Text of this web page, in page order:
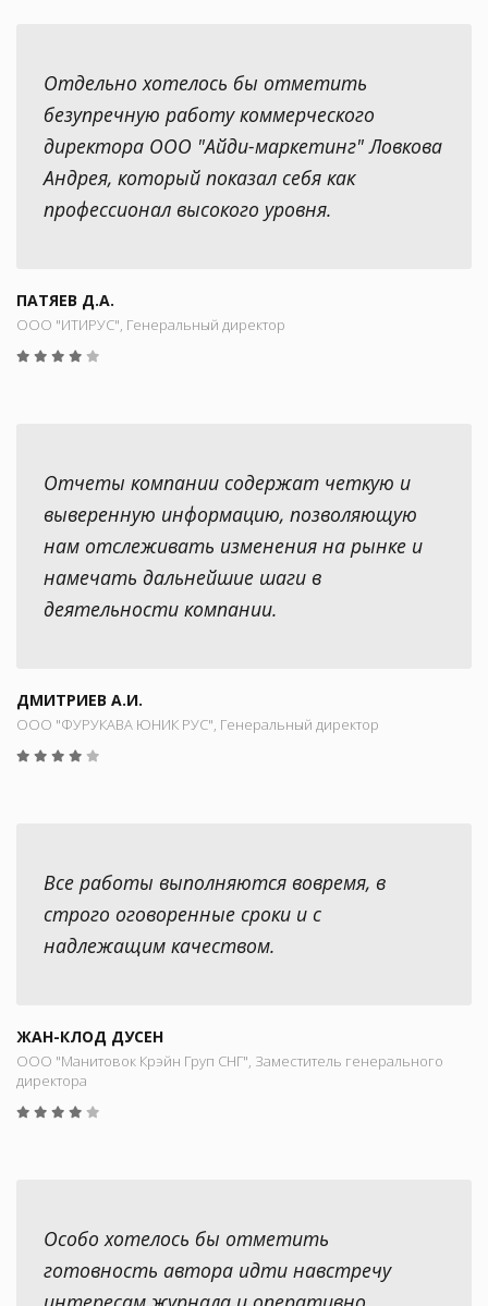
Отдельно хотелось бы отметить
безупречную работу коммерческого
директора ООО "Айди-маркетинг" Ловкова
Андрея, который показал себя как
профессионал высокого уровня.
ПАТЯЕВ Д.А.
ООО "ИТИРУС", Генеральный директор
Отчеты компании содержат четкую и
выверенную информацию, позволяющую
нам отслеживать изменения на рынке и
намечать дальнейшие шаги в
деятельности компании.
ДМИТРИЕВ А.И.
ООО "ФУРУКАВА ЮНИК РУС", Генеральный директор
Все работы выполняются вовремя, в
строго оговоренные сроки и с
надлежащим качеством.
ЖАН-КЛОД ДУСЕН
ООО "Манитовок Крэйн Груп СНГ", Заместитель генерального
директора
Особо хотелось бы отметить
готовность автора идти навстречу